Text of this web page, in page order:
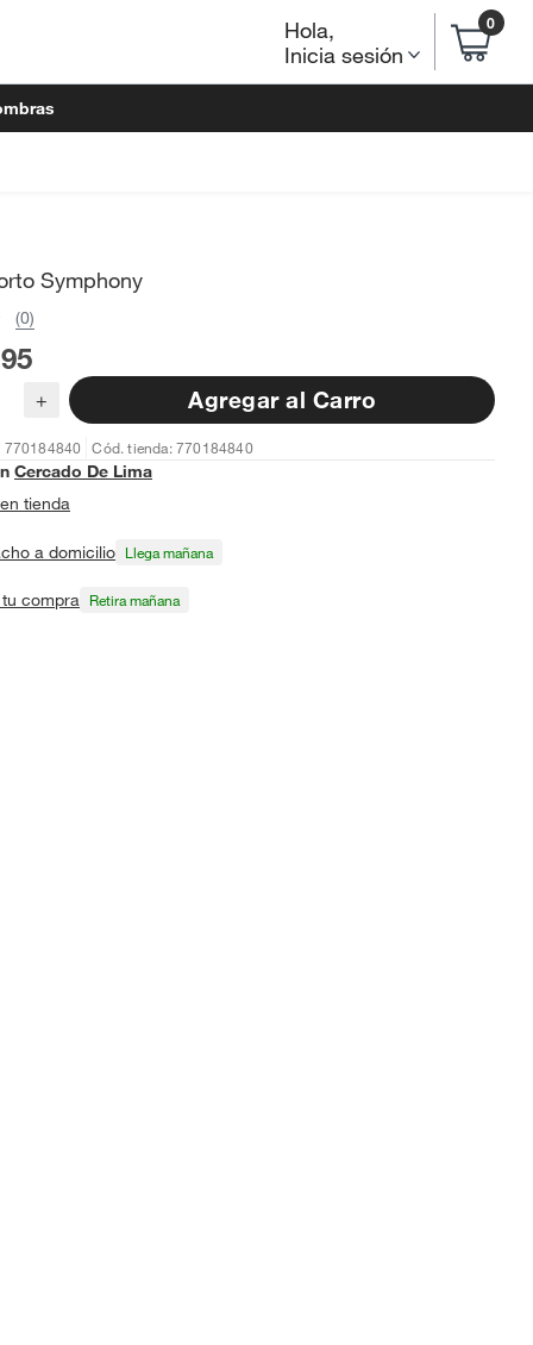
Hola,
Inicia sesión
0
Symphony
(0)
+ Agregar al Carro
Cód. tienda: 770184840
Cercado De Lima
tienda
a domicilio Llega mañana
compra Retira mañana